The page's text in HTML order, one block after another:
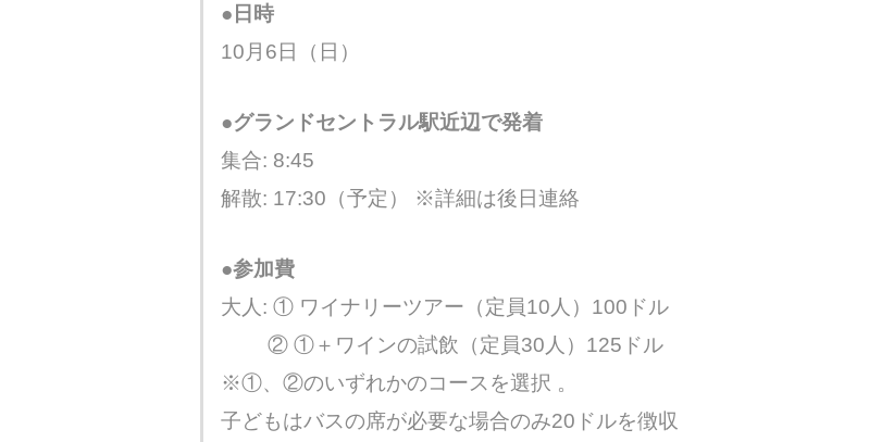
●日時
10月6日（日）
●グランドセントラル駅近辺で発着
集合: 8:45
解散: 17:30（予定） ※詳細は後日連絡
●参加費
大人: ① ワイナリーツアー（定員10人）100ドル
② ①＋ワインの試飲（定員30人）125ドル
※①、②のいずれかのコースを選択 。
子どもはバスの席が必要な場合のみ20ドルを徴収